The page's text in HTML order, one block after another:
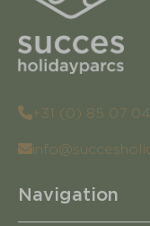
+31 (0) 85 07
Navigation